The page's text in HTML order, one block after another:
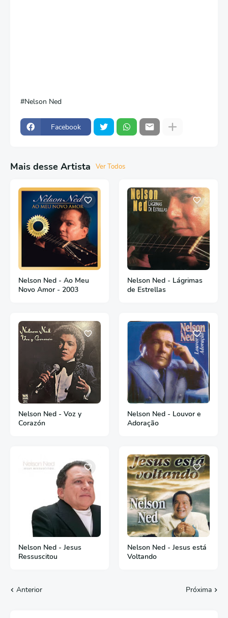
Nelson Ned
Facebook
Mais desse Artista Ver Todos
Nelson Ned - Ao Meu
Novo Amor - 2003
Nelson Ned - Lágrimas
de Estrellas
Nelson Ned - Voz y
Corazón
Nelson Ned - Louvor e
Adoração
Nelson Ned - Jesus
Ressuscitou
Nelson Ned - Jesus está
Voltando
Anterior Próxima